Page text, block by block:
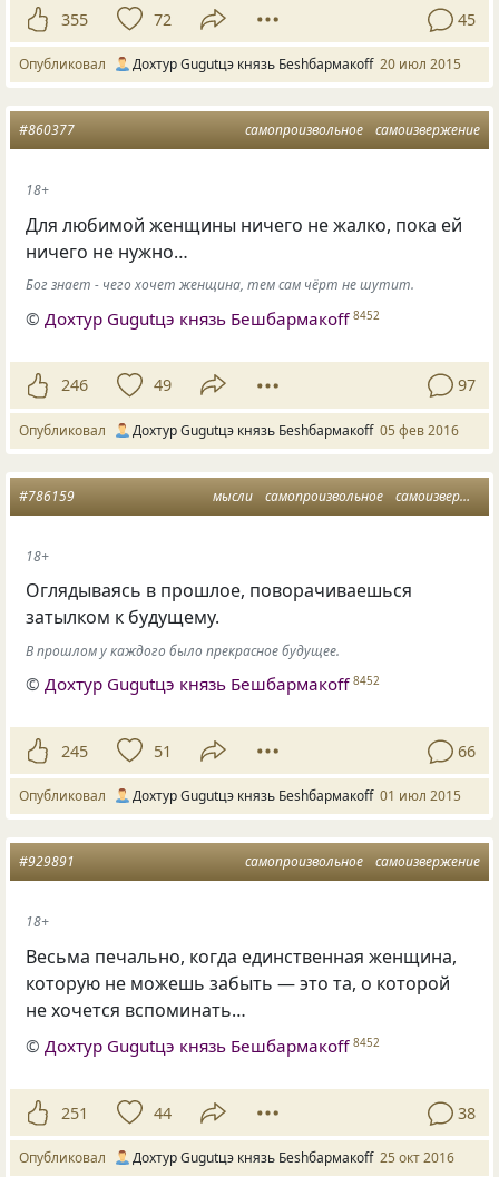
355 72 45
Опубликовал Дохтур Gugutцэ князь Беshбармакоff 20 июл 2015
самопроизвольное самоизвержение
#860377
18+
Для любимой женщины ничего не жалко, пока ей
ничего не нужно…
Бог знает - чего хочет женщина, тем сам чёрт не шутит.
© Дохтур Gugutцэ князь Бешбармакоff 8452
246 49 97
Опубликовал Дохтур Gugutцэ князь Беshбармакоff 05 фев 2016
мысли самопроизвольное самоизвержение
#786159
18+
Оглядываясь в прошлое, поворачиваешься
затылком к будущему.
В прошлом у каждого было прекрасное будущее.
©Дохтур Gugutцэ князь Бешбармакоff 8452
245 51 66
Опубликовал Дохтур Gugutцэ князь Беshбармакоff 01 июл 2015
самопроизвольное самоизвержение
#929891
18+
Весьма печально, когда единственная женщина,
которую не можешь забыть — это та, о которой
не хочется вспоминать…
©Дохтур Gugutцэ князь Бешбармакоff 8452
251 44 38
Опубликовал Дохтур Gugutцэ князь Беshбармакоff 25 окт 2016